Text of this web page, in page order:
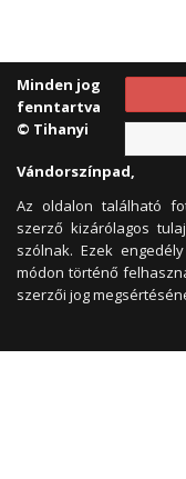
Minden jog
fenntartva
© Tihanyi
Vándorszínpad,
Az oldalon található
szerző kizárólagos
szólnak. Ezek
módon történő
szerzői jog